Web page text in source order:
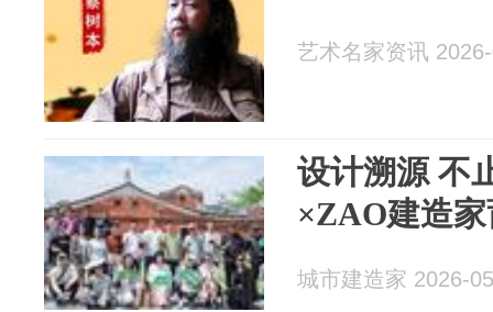
艺术名家资讯
设计溯源 不
×ZAO建造
城市建造家 2026-